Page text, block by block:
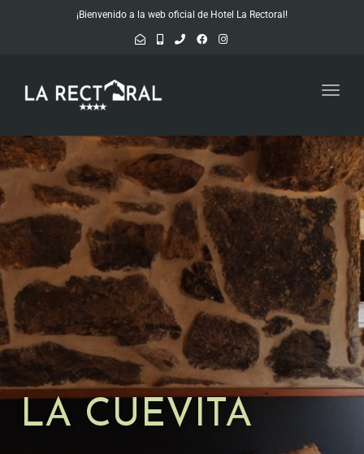
¡Bienvenido a la web oficial de Hotel La Rectoral!
LA CUEVITA